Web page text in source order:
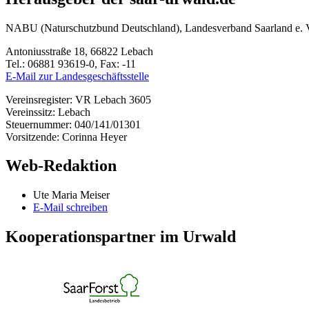
NABU (Naturschutzbund Deutschland), Landesverband Saarland e.
Antoniusstraße 18, 66822 Lebach
Tel.: 06881 93619-0, Fax: -11
E-Mail zur Landesgeschäftsstelle
Vereinsregister: VR Lebach 3605
Vereinssitz: Lebach
Steuernummer: 040/141/01301
Vorsitzende: Corinna Heyer
Web-Redaktion
Ute Maria Meiser
E-Mail schreiben
Kooperationspartner im Urwald